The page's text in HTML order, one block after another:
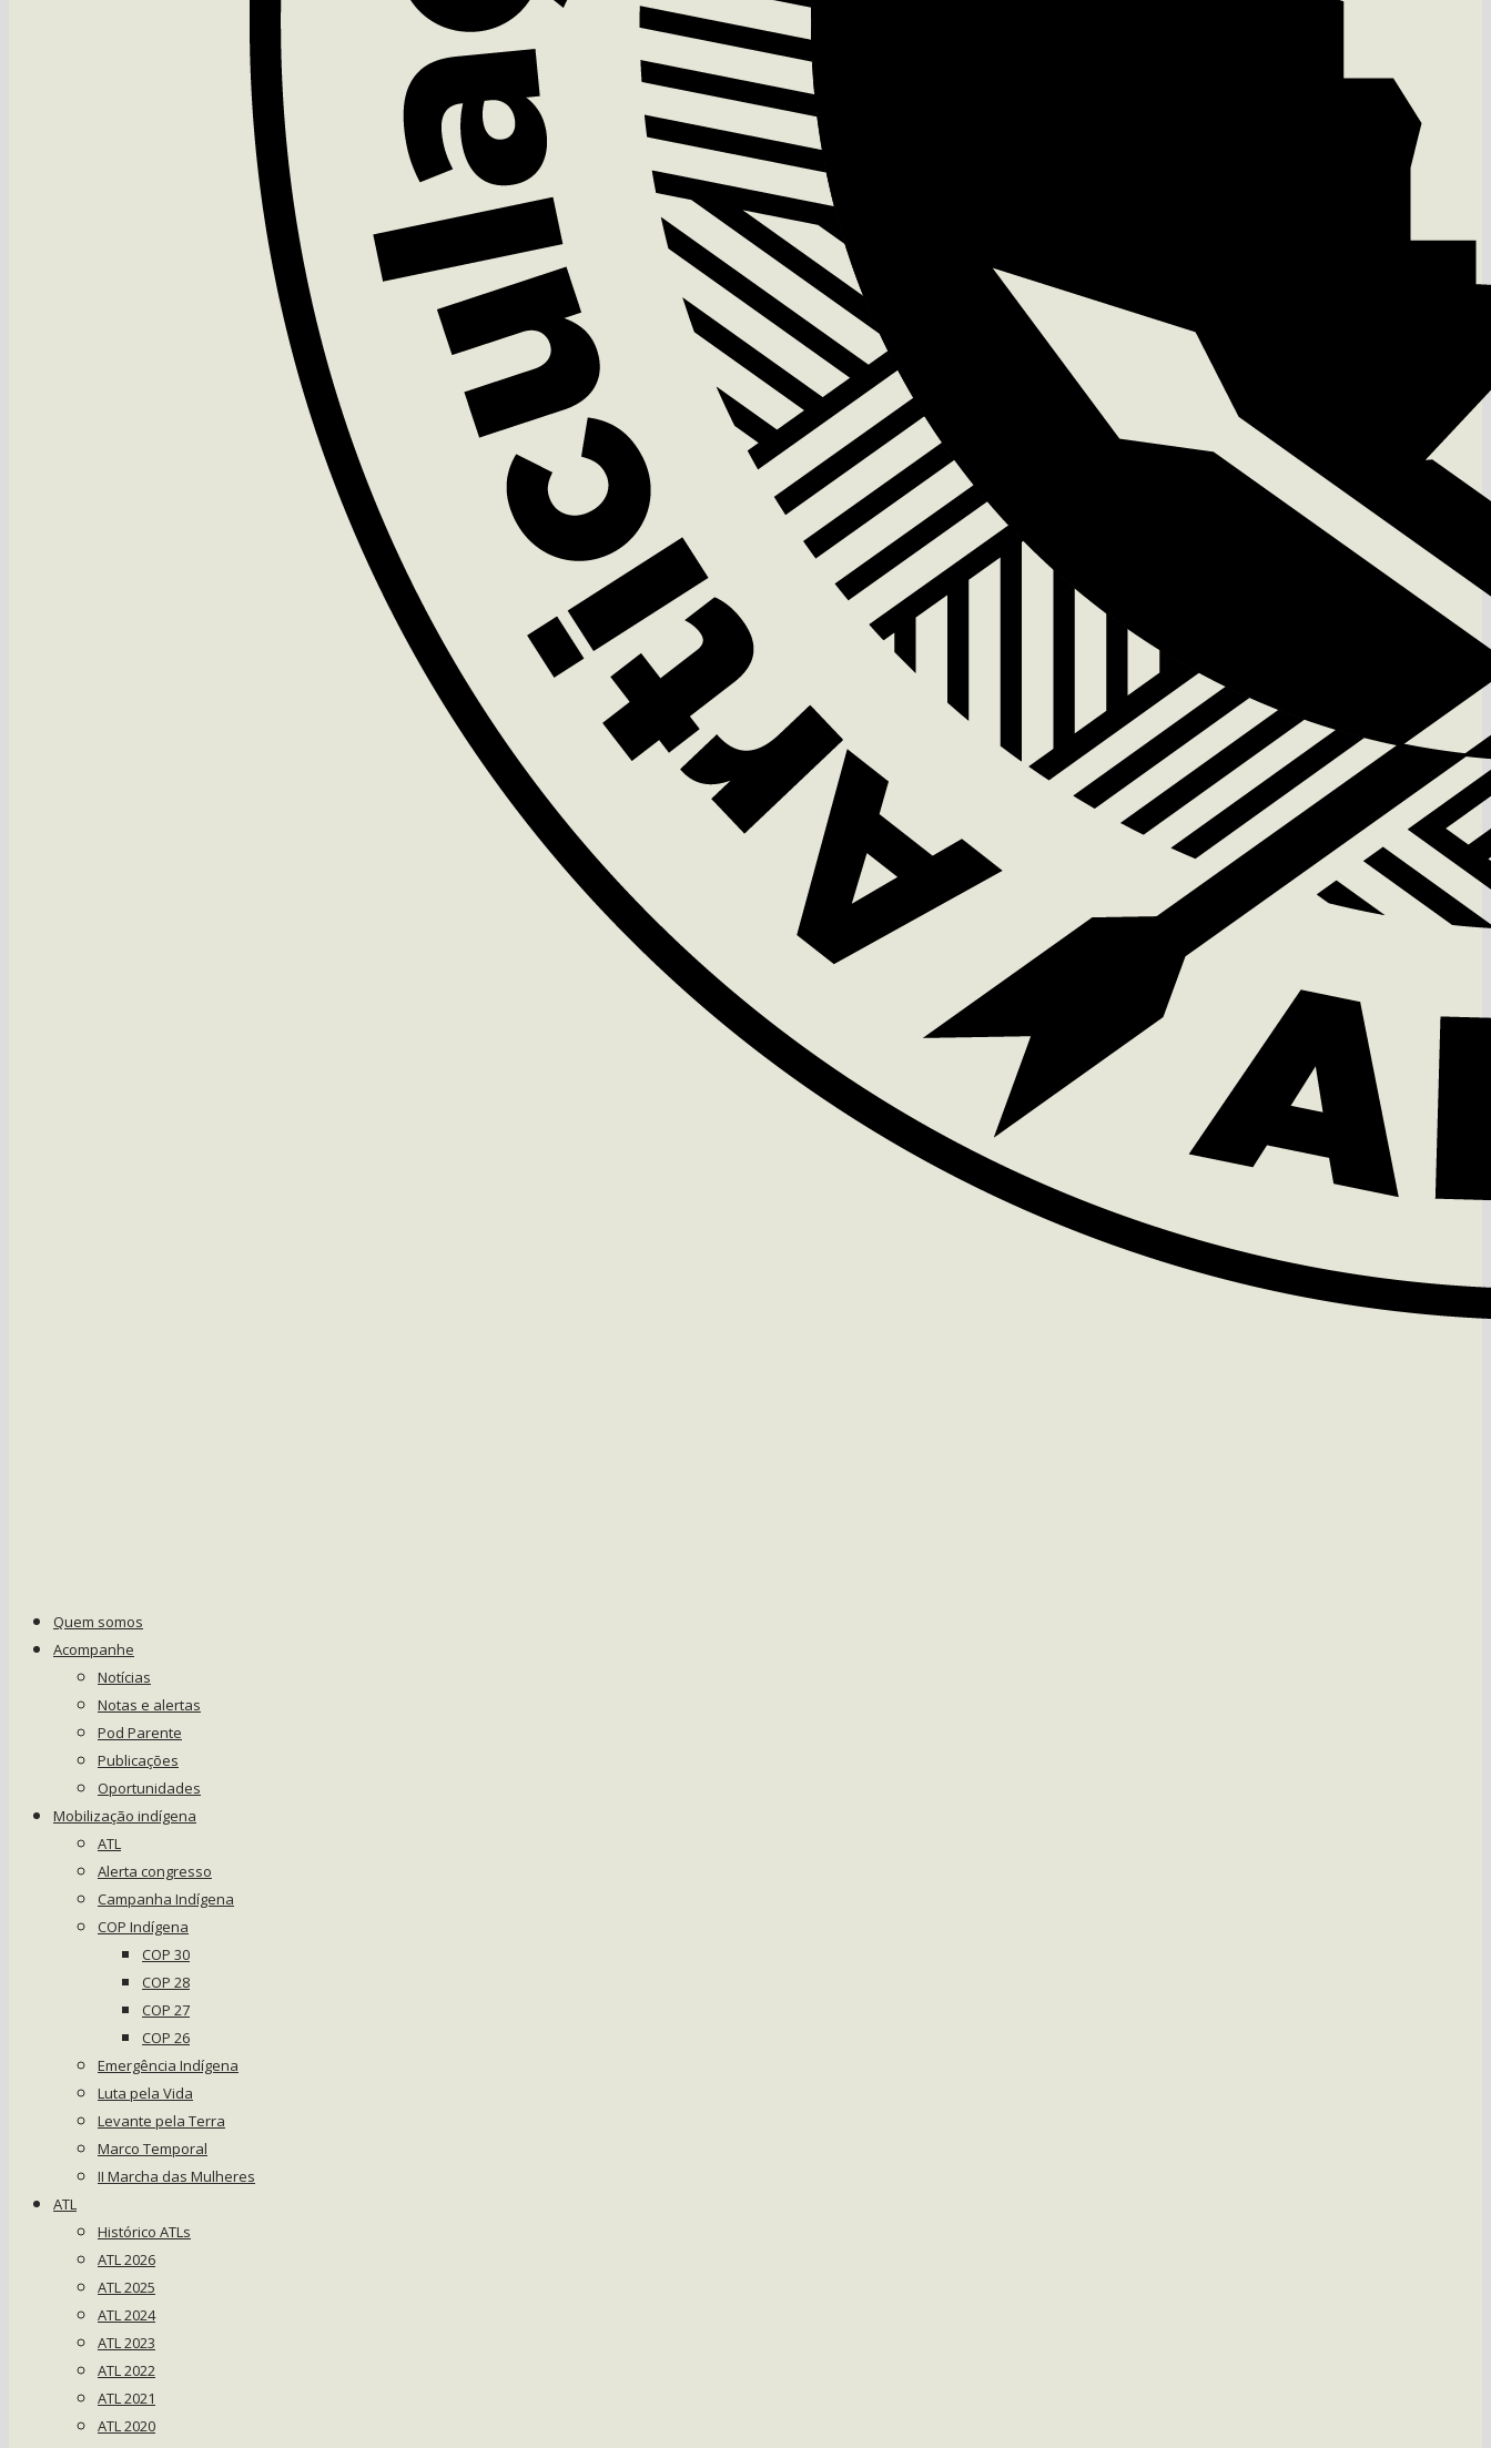
Quem somos
Acompanhe
Notícias
Notas e alertas
Pod Parente
Publicações
Oportunidades
Mobilização indígena
ATL
Alerta congresso
Campanha Indígena
COP Indígena
COP 30
COP 28
COP 27
COP 26
Emergência Indígena
Luta pela Vida
Levante pela Terra
Marco Temporal
II Marcha das Mulheres
ATL
Histórico ATLs
ATL 2026
ATL 2025
ATL 2024
ATL 2023
ATL 2022
ATL 2021
ATL 2020